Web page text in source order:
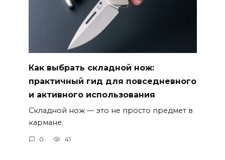
Как выбрать складной нож:
практичный гид для повседневного
и активного использования
Складной нож — это не просто предмет в
кармане.
0 41